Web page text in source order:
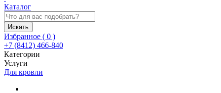
Каталог
Искать
Избранное ( 0 )
+7 (8412) 466-840
Категории
Услуги
Для кровли